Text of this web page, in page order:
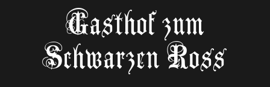
Gasthof zum
Schwarzen Ross